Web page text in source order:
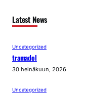
Latest News
Uncategorized
tramadol
30 heinäkuun, 2026
Uncategorized